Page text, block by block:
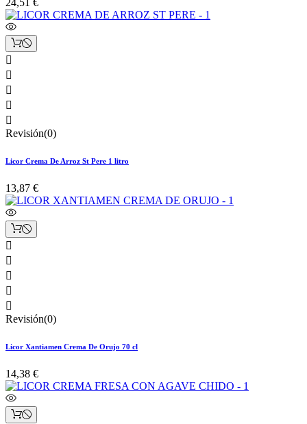
24,51 €





Revisión(0)
Licor Crema De Arroz St Pere 1 litro
13,87 €





Revisión(0)
Licor Xantiamen Crema De Orujo 70 cl
14,38 €